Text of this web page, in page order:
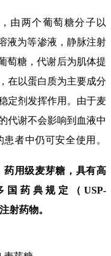
由两个葡萄糖分子 以
液为等渗液 ， 静脉注射
萄糖 ，代谢后为肌体提
在 以蛋白质为主要成分
定剂 发挥作用 。 由于麦
代谢不会影响到血液中
患者中仍可安全使用。
药用级麦芽糖 ，具有高
国药典规定（USP-
注射药物。